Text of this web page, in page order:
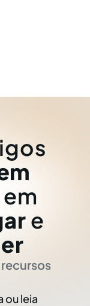
em
e
ou leia